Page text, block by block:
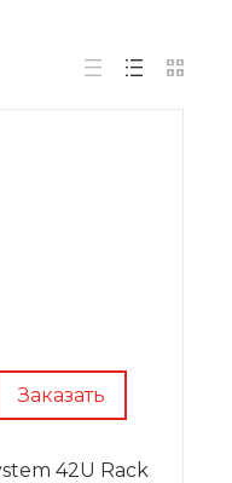
Заказать
42U Rack